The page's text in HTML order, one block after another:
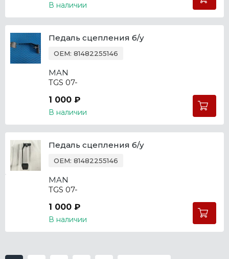
В наличии
Педаль сцепления б/у
OEM: 81482255146
MAN
TGS 07-
1 000 ₽
В наличии
Педаль сцепления б/у
OEM: 81482255146
MAN
TGS 07-
1 000 ₽
В наличии